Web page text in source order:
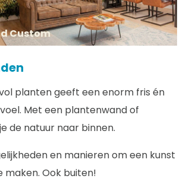
Custom
planten geeft een enorm fris én
Met een plantenwand of
de natuur naar binnen.
en manieren om een kunst
maken. Ook buiten!